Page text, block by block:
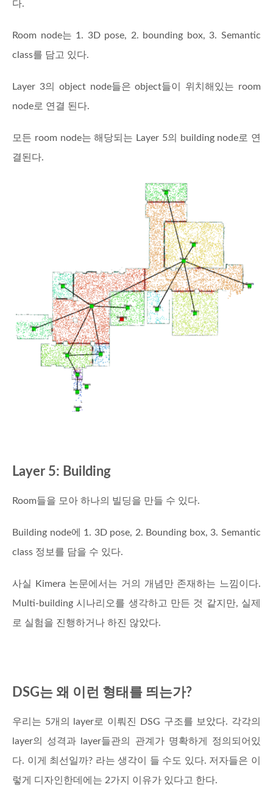
다.
Room node는 1. 3D pose, 2. bounding box, 3. Semantic
class를 담고 있다.
Layer 3의 object node들은 object들이 위치해있는 room
node로 연결 된다.
모든 room node는 해당되는 Layer 5의 building node로 연
결된다.
Layer 5: Building
Room들을 모아 하나의 빌딩을 만들 수 있다.
Building node에 1. 3D pose, 2. Bounding box, 3. Semantic
class 정보를 담을 수 있다.
사실 Kimera 논문에서는 거의 개념만 존재하는 느낌이다.
Multi-building 시나리오를 생각하고 만든 것 같지만, 실제
로 실험을 진행하거나 하진 않았다.
DSG는 왜 이런 형태를 띄는가?
우리는 5개의 layer로 이뤄진 DSG 구조를 보았다. 각각의
layer의 성격과 layer들관의 관계가 명확하게 정의되어있
다. 이게 최선일까? 라는 생각이 들 수도 있다. 저자들은 이
렇게 디자인한데에는 2가지 이유가 있다고 한다.